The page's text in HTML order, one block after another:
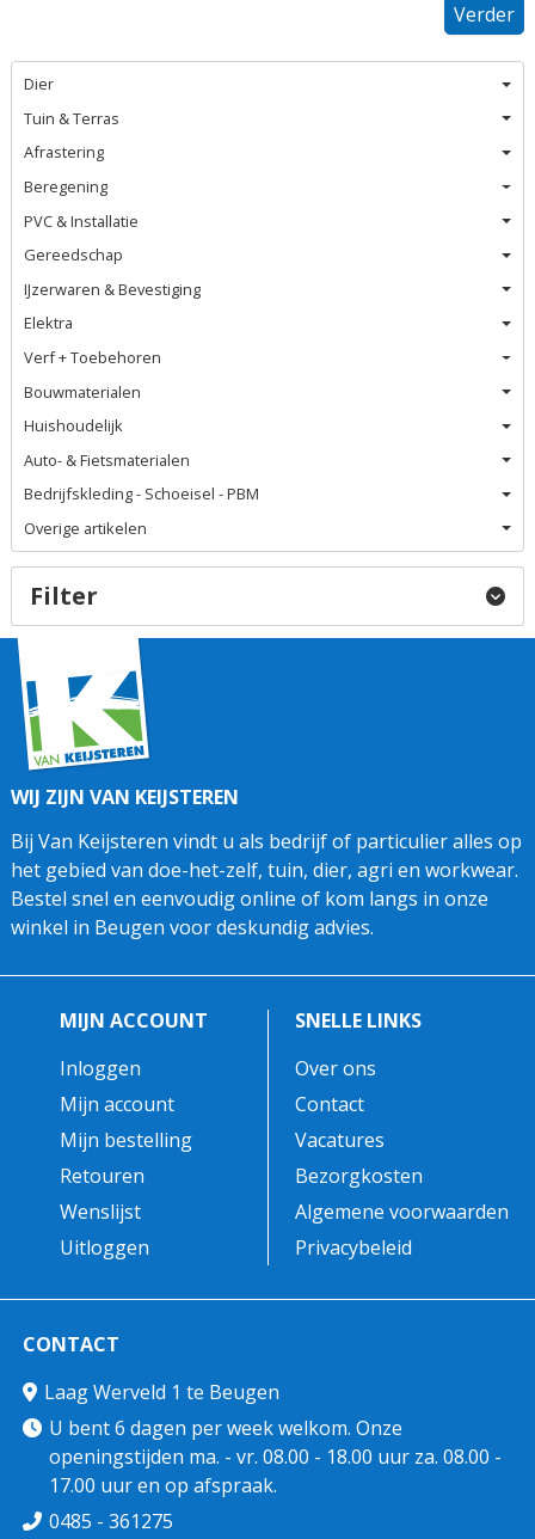
Dier
Tuin & Terras
Afrastering
Beregening
PVC & Installatie
Gereedschap
IJzerwaren & Bevestiging
Elektra
Verf + Toebehoren
Bouwmaterialen
Huishoudelijk
Auto- & Fietsmaterialen
Bedrijfskleding - Schoeisel - PBM
Overige artikelen
Filter
Verder
WIJ ZIJN VAN KEIJSTEREN
Bij Van Keijsteren vindt u als bedrijf of particulier alles op
het gebied van doe-het-zelf, tuin, dier, agri en workwear.
Bestel snel en eenvoudig online of kom langs in onze
winkel in Beugen voor deskundig advies.
MIJN ACCOUNT
Inloggen
Mijn account
Mijn bestelling
Retouren
Wenslijst
Uitloggen
SNELLE LINKS
Over ons
Contact
Vacatures
Bezorgkosten
Algemene voorwaarden
Privacybeleid
CONTACT
Laag Werveld 1 te Beugen
U bent 6 dagen per week welkom. Onze
openingstijden ma. - vr. 08.00 - 18.00 uur za. 08.00 -
17.00 uur en op afspraak.
0485 - 361275